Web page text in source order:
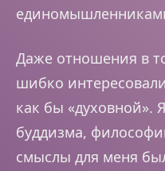
Даже отношения в
шибко
как бы «духовной».
буддизма,
смыслы для меня